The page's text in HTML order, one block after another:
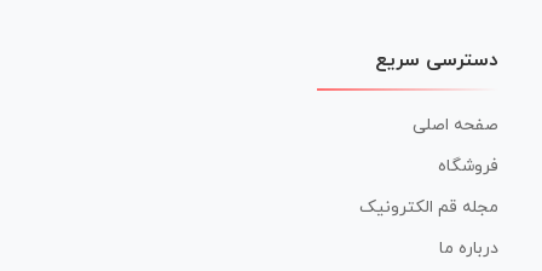
دسترسی سریع
صفحه اصلی
فروشگاه
مجله قم الکترونیک
درباره ما